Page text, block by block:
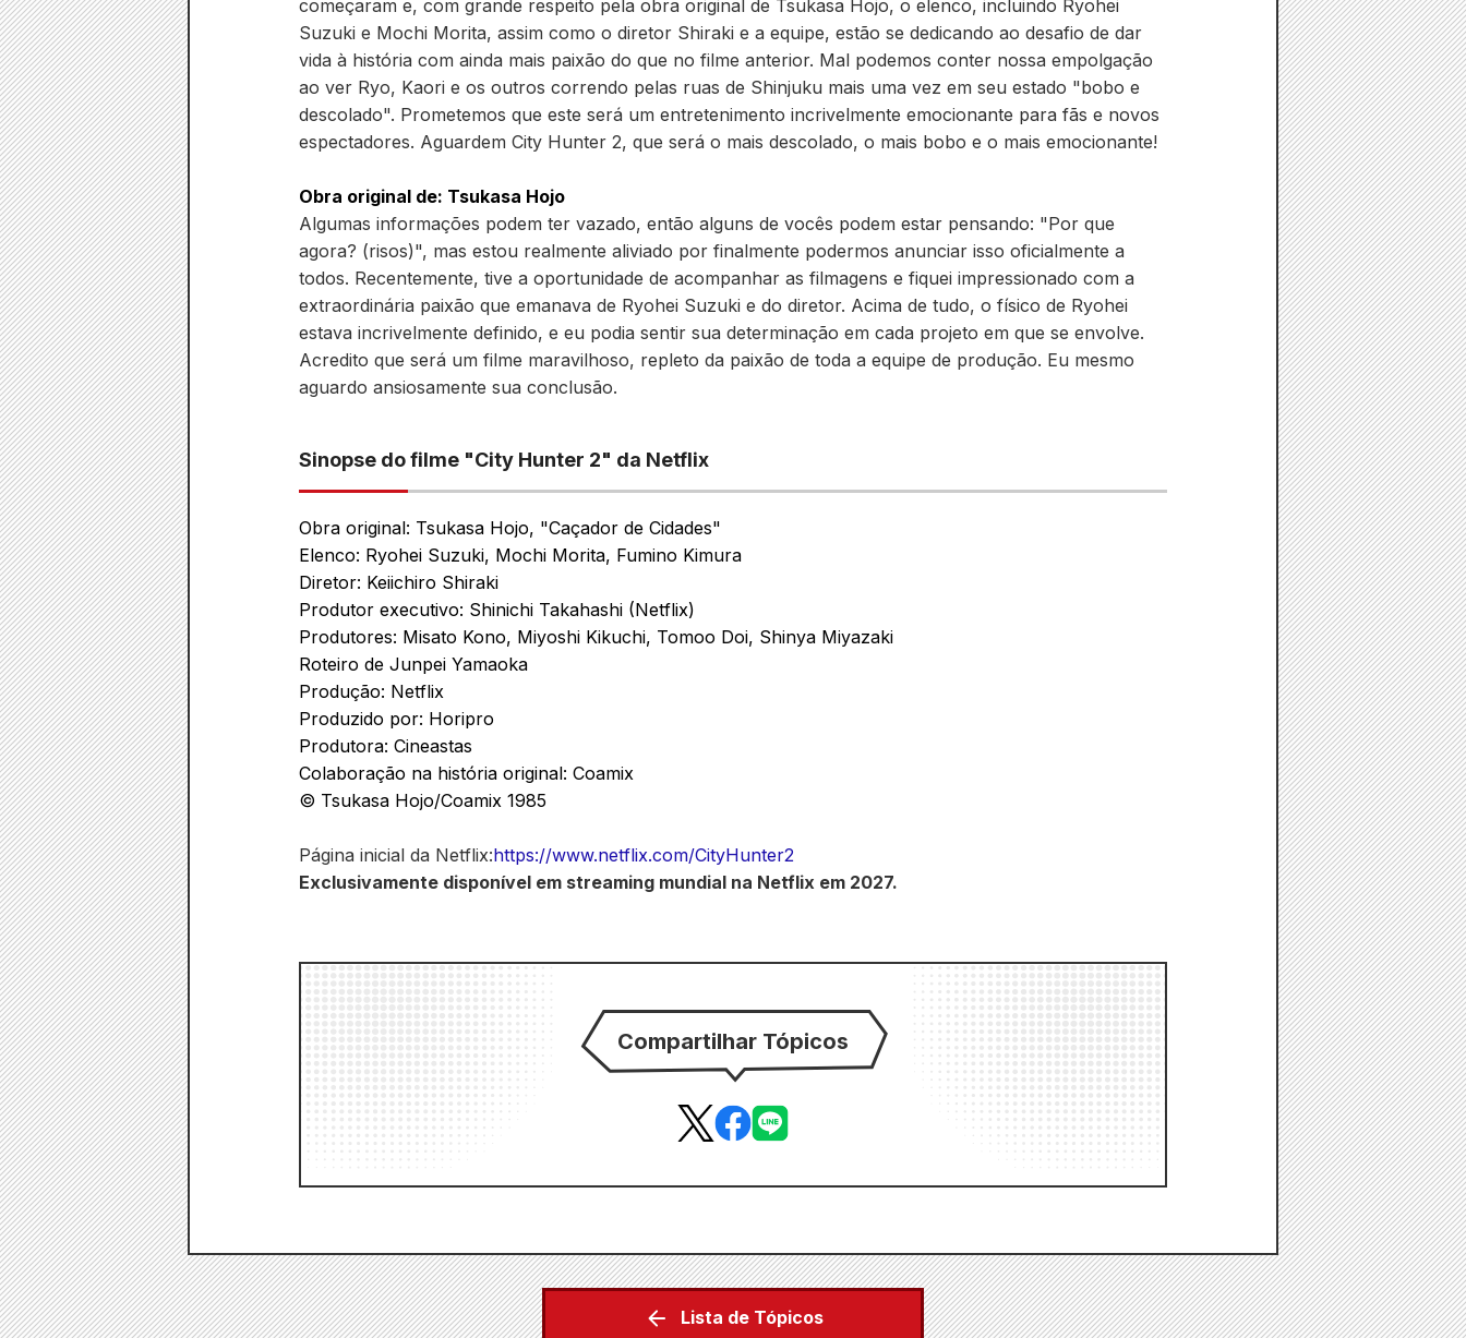
começaram e, com grande respeito pela obra original de Tsukasa Hojo, o elenco, incluindo Ryohei
Suzuki e Mochi Morita, assim como o diretor Shiraki e a equipe, estão se dedicando ao desafio de dar
vida à história com ainda mais paixão do que no filme anterior. Mal podemos conter nossa empolgação
ao ver Ryo, Kaori e os outros correndo pelas ruas de Shinjuku mais uma vez em seu estado "bobo e
descolado". Prometemos que este será um entretenimento incrivelmente emocionante para fãs e novos
espectadores. Aguardem City Hunter 2, que será o mais descolado, o mais bobo e o mais emocionante!
Obra original de: Tsukasa Hojo
Algumas informações podem ter vazado, então alguns de vocês podem estar pensando: "Por que
agora? (risos)", mas estou realmente aliviado por finalmente podermos anunciar isso oficialmente a
todos. Recentemente, tive a oportunidade de acompanhar as filmagens e fiquei impressionado com a
extraordinária paixão que emanava de Ryohei Suzuki e do diretor. Acima de tudo, o físico de Ryohei
estava incrivelmente definido, e eu podia sentir sua determinação em cada projeto em que se envolve.
Acredito que será um filme maravilhoso, repleto da paixão de toda a equipe de produção. Eu mesmo
aguardo ansiosamente sua conclusão.
Sinopse do filme "City Hunter 2" da Netflix
Obra original: Tsukasa Hojo, "Caçador de Cidades"
Elenco: Ryohei Suzuki, Mochi Morita, Fumino Kimura
Diretor: Keiichiro Shiraki
Produtor executivo: Shinichi Takahashi (Netflix)
Produtores: Misato Kono, Miyoshi Kikuchi, Tomoo Doi, Shinya Miyazaki
Roteiro de Junpei Yamaoka
Produção: Netflix
Produzido por: Horipro
Produtora: Cineastas
Colaboração na história original: Coamix
© Tsukasa Hojo/Coamix 1985
Página inicial da Netflix:https://www.netflix.com/CityHunter2
Exclusivamente disponível em streaming mundial na Netflix em 2027.
Compartilhar Tópicos
Lista de Tópicos